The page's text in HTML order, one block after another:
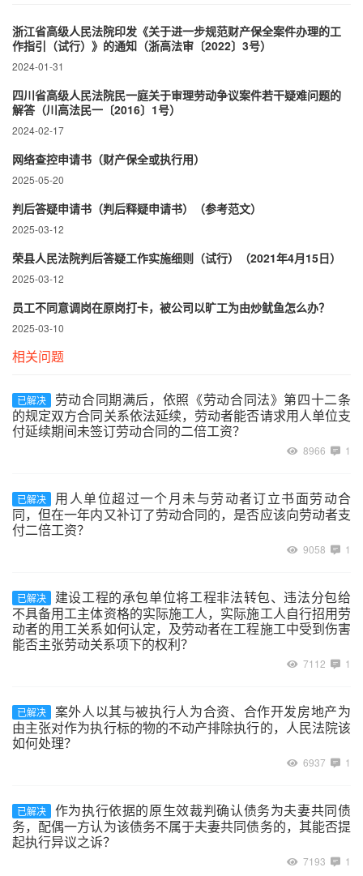
浙江省高级人民法院印发《关于进一步规范财产保全案件办理的工
作指引（试行）》的通知（浙高法审〔2022〕3号）
2024-01-31
四川省高级人民法院民一庭关于审理劳动争议案件若干疑难问题的
解答（川高法民一〔2016〕1号）
2024-02-17
网络查控申请书（财产保全或执行用）
2025-05-20
判后答疑申请书（判后释疑申请书）（参考范文）
2025-03-12
荣县人民法院判后答疑工作实施细则（试行）（2021年4月15日）
2025-03-12
员工不同意调岗在原岗打卡，被公司以旷工为由炒鱿鱼怎么办？
2025-03-10
相关问题
已解决
劳动合同期满后，依照《劳动合同法》第四十二条
的规定双方合同关系依法延续，劳动者能否请求用人单位支
付延续期间未签订劳动合同的二倍工资？
8966 1
已解决
用人单位超过一个月未与劳动者订立书面劳动合
同，但在一年内又补订了劳动合同的，是否应该向劳动者支
付二倍工资？
9058 1
已解决
建设工程的承包单位将工程非法转包、违法分包给
不具备用工主体资格的实际施工人，实际施工人自行招用劳
动者的用工关系如何认定，及劳动者在工程施工中受到伤害
能否主张劳动关系项下的权利？
7112 1
已解决
案外人以其与被执行人为合资、合作开发房地产为
由主张对作为执行标的物的不动产排除执行的，人民法院该
如何处理？
6937 1
已解决
作为执行依据的原生效裁判确认债务为夫妻共同债
务，配偶一方认为该债务不属于夫妻共同债务的，其能否提
起执行异议之诉？
7193 1